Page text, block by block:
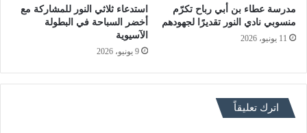
مدرسة عطاء بن أبي رباح تكرّم
منسوبي نادي النور تقديرًا لجهودهم
11 يونيو، 2026
استدعاء ثلاثي النور للمشاركة مع
أخضر السباحة في البطولة
الآسيوية
9 يونيو، 2026
اترك تعليقاً